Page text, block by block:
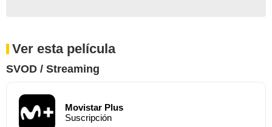
Ver esta película
SVOD / Streaming
Movistar Plus
Suscripción